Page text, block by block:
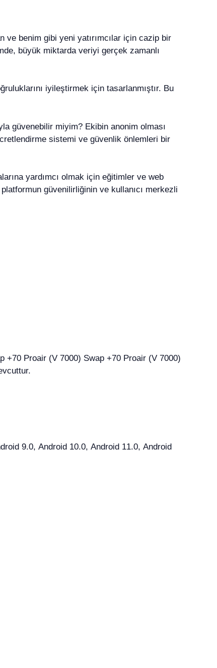
benim gibi yeni yatırımcılar için cazip bir
büyük miktarda veriyi gerçek zamanlı
iyileştirmek için tasarlanmıştır. Bu
güvenebilir miyim? Ekibin anonim olması
sistemi ve güvenlik önlemleri bir
yardımcı olmak için eğitimler ve web
güvenilirliğinin ve kullanıcı merkezli
9.0, Android 10.0, Android 11.0, Android